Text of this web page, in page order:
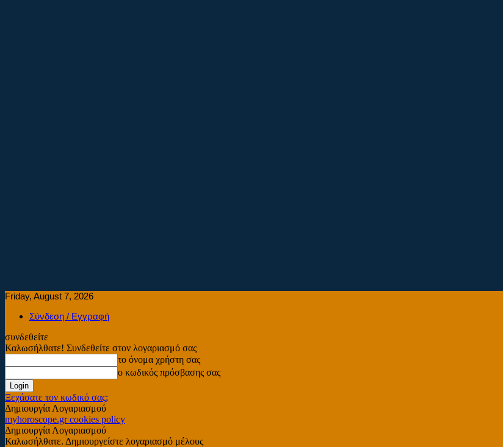
Friday, August 7, 2026
Σύνδεση / Εγγραφή
συνδεθείτε
Καλωσήλθατε! Συνδεθείτε στον λογαριασμό σας
το όνομα χρήστη σας
ο κωδικός πρόσβασης σας
Ξεχάσατε τον κωδικό σας;
Δημιουργία Λογαριασμού
myhoroscope.gr cookies policy
Δημιουργία Λογαριασμού
Καλωσήλθατε. Δημιουργείστε λογαριασμό μέλους